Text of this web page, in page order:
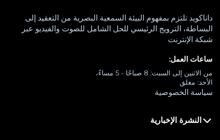
داناكويد تلتزم بمفهوم البيئة السمعية البصرية من التعقيد إلى
البساطة، الترويج الرئيسي للحل الشامل للصوت والفيديو عبر
شبكة الإنترنت
ساعات العمل:
من الاثنين إلى السبت: 8 صباحًا - 5 مساءً،
الأحد: مغلق
سياسة الخصوصية
النشرة الإخبارية